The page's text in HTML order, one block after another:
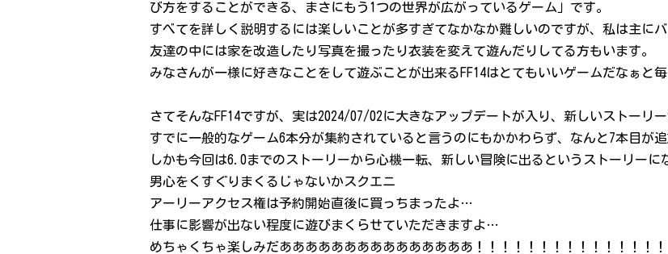
び方をすることができる、まさにもう1つの世界が広がっているゲーム」です。
すべてを詳しく説明するには楽しいことが多すぎてなかなか難しいのですが、私は主に
友達の中には家を改造したり写真を撮ったり衣装を変えて遊んだりしてる方もいます。
みなさんが一様に好きなことをして遊ぶことが出来るFF14はとてもいいゲームだなぁと
さてそんなFF14ですが、実は2024/07/02に大きなアップデートが入り、新しいストーリ
すでに一般的なゲーム6本分が集約されていると言うのにもかかわらず、なんと7本目が追
しかも今回は6.0までのストーリーから心機一転、新しい冒険に出るというストーリーに
男心をくすぐりまくるじゃないかスクエニ
アーリーアクセス権は予約開始直後に買っちまったよ…
仕事に影響が出ない程度に遊びまくらせていただきますよ…
めちゃくちゃ楽しみだあああああああああああああああ！！！！！！！！！！！！！！！